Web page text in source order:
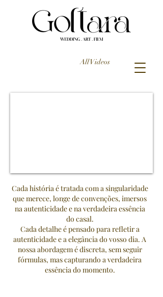
All Videos
Cada história é tratada com a singularidade
que merece, longe de convenções, imersos
na autenticidade e na verdadeira essência
do casal.
Cada detalhe é pensado para refletir a
autenticidade e a elegância do vosso dia. A
nossa abordagem é discreta, sem seguir
fórmulas, mas capturando a verdadeira
essência do momento.